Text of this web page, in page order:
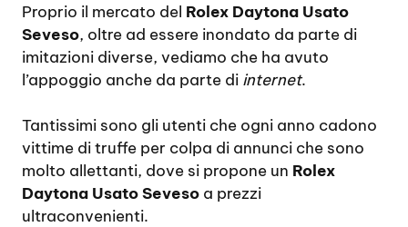
Proprio il mercato del Rolex Daytona Usato
Seveso, oltre ad essere inondato da parte di
imitazioni diverse, vediamo che ha avuto
l’appoggio anche da parte di internet.
Tantissimi sono gli utenti che ogni anno cadono
vittime di truffe per colpa di annunci che sono
molto allettanti, dove si propone un Rolex
Daytona Usato Seveso a prezzi
ultraconvenienti.